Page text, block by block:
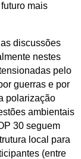
mais
discussões
nestes
pelo
guerras e por
polarização
ambientais
30 seguem
local para
(entre